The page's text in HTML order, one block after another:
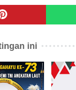
ini